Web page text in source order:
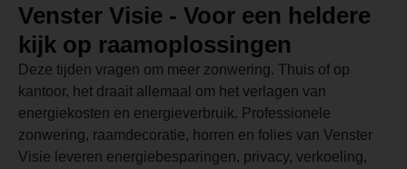
Venster Visie - Voor een heldere
kijk op raamoplossingen
Deze tijden vragen om meer zonwering. Thuis of op
kantoor, het draait allemaal om het verlagen van
energiekosten en energieverbruik. Professionele
zonwering, raamdecoratie, horren en folies van Venster
Visie leveren energiebesparingen, privacy, verkoeling,